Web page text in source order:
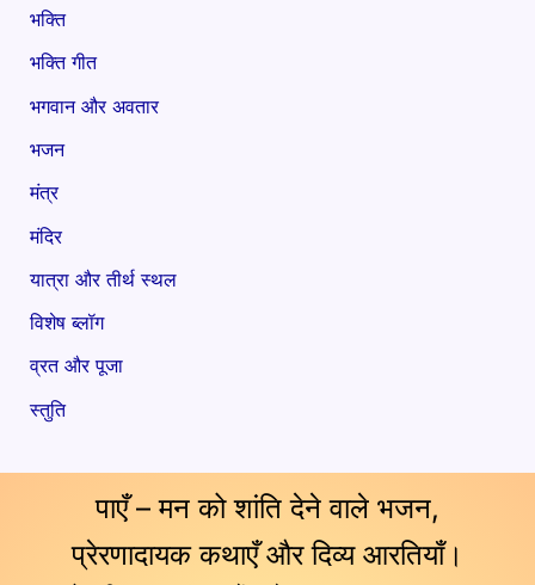
भक्ति
भक्ति गीत
भगवान और अवतार
भजन
मंत्र
मंदिर
यात्रा और तीर्थ स्थल
विशेष ब्लॉग
व्रत और पूजा
स्तुति
पाएँ – मन को शांति देने वाले भजन,
प्रेरणादायक कथाएँ और दिव्य आरतियाँ।